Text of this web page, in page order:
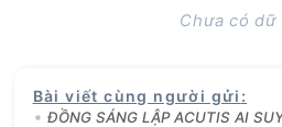
Chưa có dữ
Bài viết cùng người gửi :
ĐỒNG SÁNG LẬP ACUTIS AI